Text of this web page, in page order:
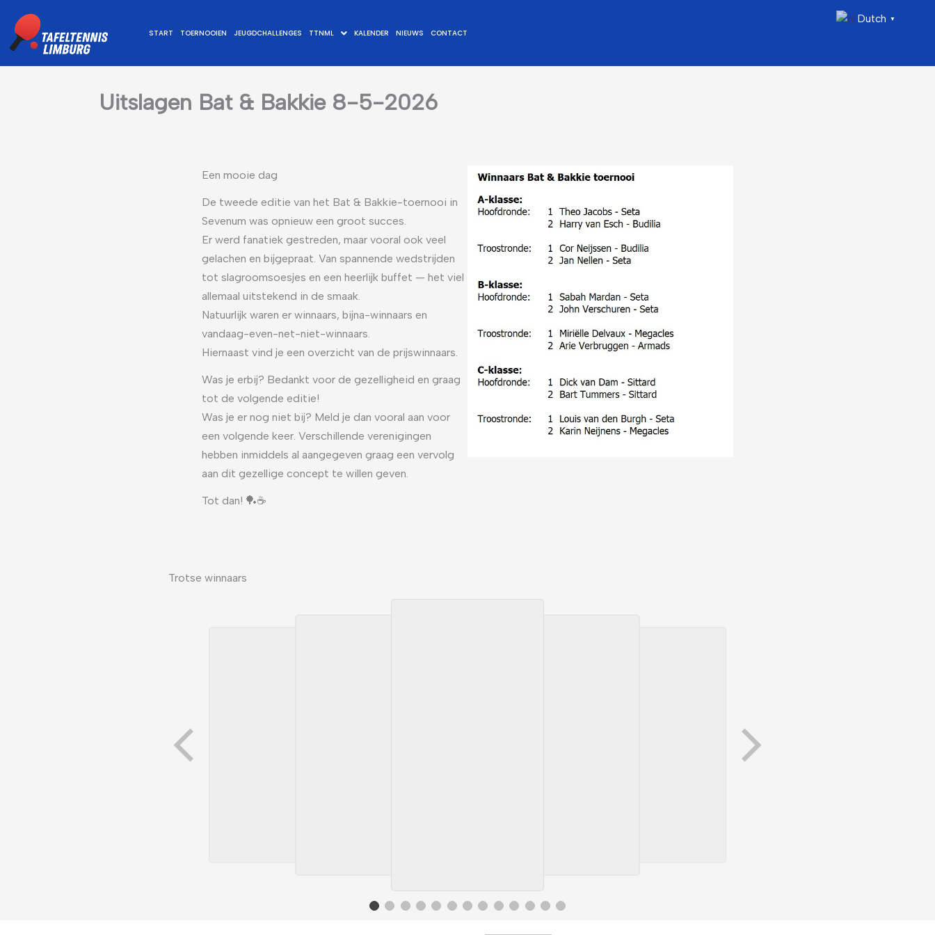
naar
de
START TOERNOOIEN JEUGDCHALLENGES TTNML KALENDER NIEUWS CONTACT
Dutch ▼
Uitslagen Bat & Bakkie 8-5-2026
Een mooie dag
De tweede editie van het Bat & Bakkie-toernooi in
Sevenum was opnieuw een groot succes.
Er werd fanatiek gestreden, maar vooral ook veel
gelachen en bijgepraat. Van spannende wedstrijden
tot slagroomsoesjes en een heerlijk buffet — het viel
allemaal uitstekend in de smaak.
Natuurlijk waren er winnaars, bijna-winnaars en
vandaag-even-net-niet-winnaars.
Hiernaast vind je een overzicht van de prijswinnaars.
Was je erbij? Bedankt voor de gezelligheid en graag
tot de volgende editie!
Was je er nog niet bij? Meld je dan vooral aan voor
een volgende keer. Verschillende verenigingen
hebben inmiddels al aangegeven graag een vervolg
aan dit gezellige concept te willen geven.
Tot dan! 🏓☕
Trotse winnaars